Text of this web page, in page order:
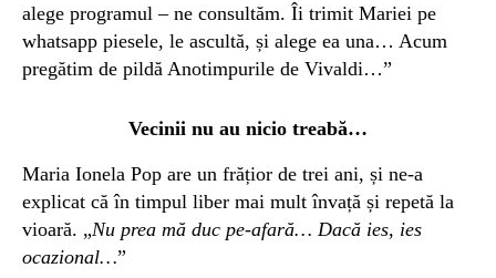
alege programul – ne consultăm. Îi trimit Mariei pe
whatsapp piesele, le ascultă, și alege ea una… Acum
pregătim de pildă Anotimpurile de Vivaldi…”
Vecinii nu au nicio treabă…
Maria Ionela Pop are un frățior de trei ani, și ne-a
explicat că în timpul liber mai mult învață și repetă la
vioară. „Nu prea mă duc pe-afară… Dacă ies, ies
ocazional…”